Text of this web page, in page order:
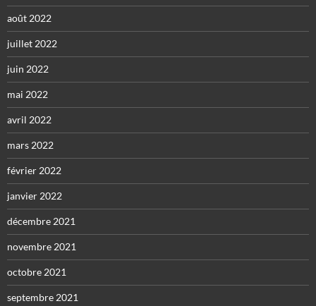
août 2022
juillet 2022
juin 2022
mai 2022
avril 2022
mars 2022
février 2022
janvier 2022
décembre 2021
novembre 2021
octobre 2021
septembre 2021